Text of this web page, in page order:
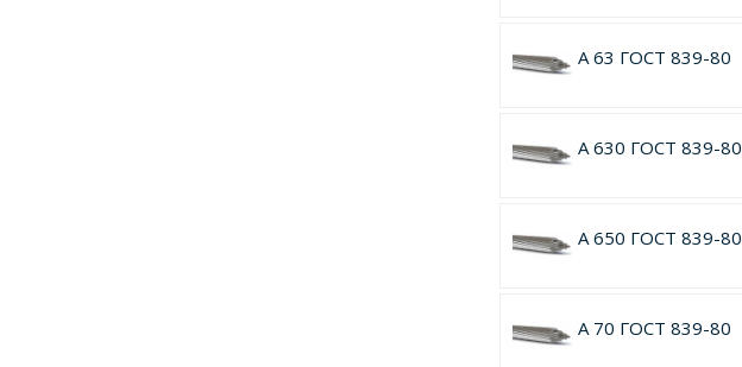
А 63 ГОСТ 839-80
А 630 ГОСТ 839-80
А 650 ГОСТ 839-80
А 70 ГОСТ 839-80